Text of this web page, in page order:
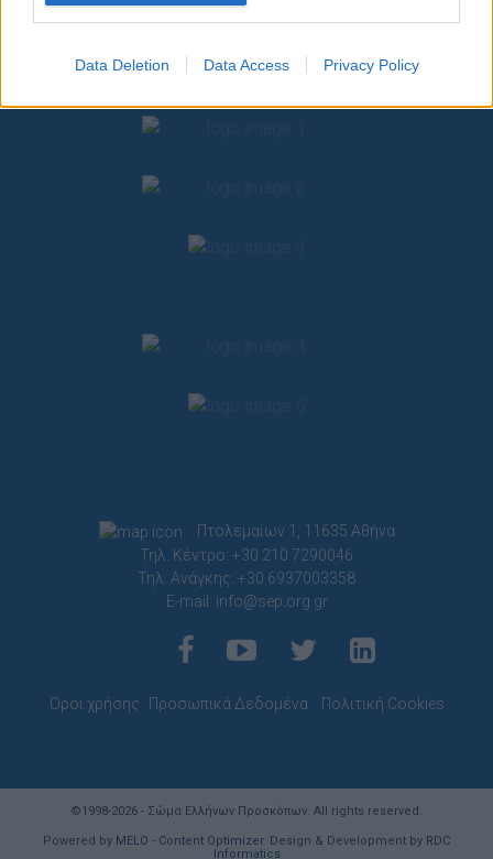
functionality and fraud prevention, and other
Data Deletion Data Access Privacy Policy
Πτολεμαίων 1, 11635 Αθήνα
Τηλ. Κέντρο: +30 210.7290046
Τηλ. Ανάγκης: +30 6937003358
E-mail: info@sep.org.gr
Όροι χρήσης Προσωπικά Δεδομένα Πολιτική Cookies
©1998-2026 - Σώμα Ελλήνων Προσκόπων. All rights reserved.
Powered by MELO - Content Optimizer. Design & Development by RDC
Informatics